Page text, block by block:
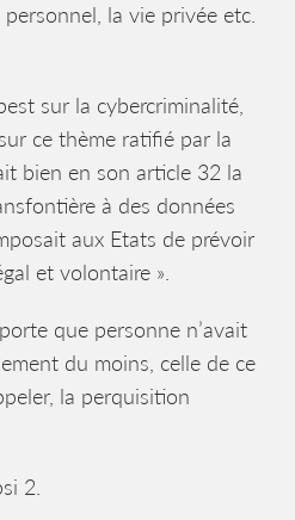
la vie privée etc.
sur la cybercriminalité,
ce thème ratifié par la
bien en son article 32 la
à des données
aux Etats de prévoir
et volontaire ».
que personne n’avait
du moins, celle de ce
la perquisition
2.